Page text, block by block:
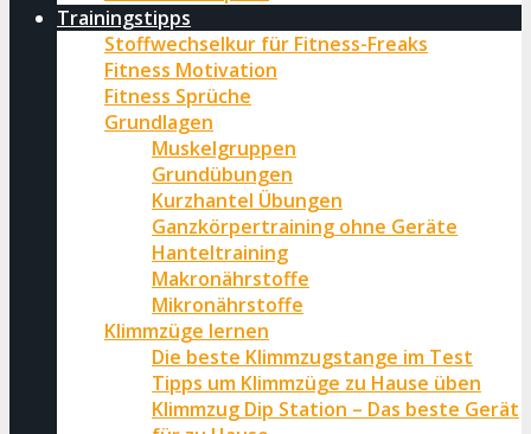
Trainingstipps
Stoffwechselkur für Fitness-Freaks
Fitness Motivation
Fitness Sprüche
Grundlagen
Muskelgruppen
Grundübungen
Kurzhantel Übungen
Ganzkörpertraining ohne Geräte
Hanteltraining
Makronährstoffe
Mikronährstoffe
Klimmzüge lernen
Die beste Klimmzugstange im Test
Tipps um Klimmzüge zu Hause üben
Klimmzug Dip Station – Das beste Gerät